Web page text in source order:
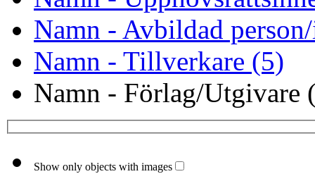
Namn - Avbildad
Namn - Tillverkare (5)
Namn - Förlag/Utgivare
Show only objects with images